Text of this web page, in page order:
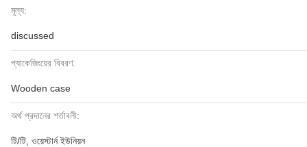
মূল্য:
discussed
প্যাকেজিংয়ের বিবরণ:
Wooden case
অর্থ প্রদানের শর্তাবলী:
টি/টি, ওয়েস্টার্ন ইউনিয়ন